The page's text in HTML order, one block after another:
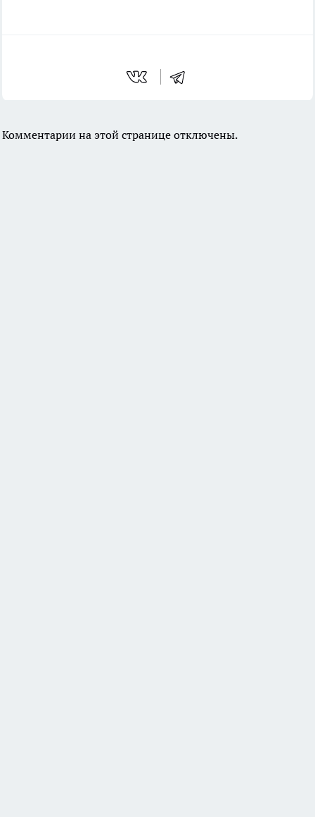
Комментарии на этой странице отключены.